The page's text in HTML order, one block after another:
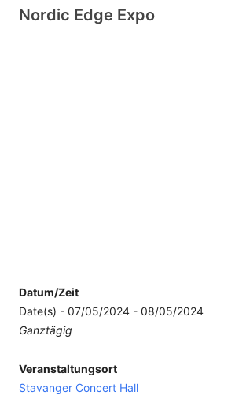
Nordic Edge Expo
Datum/Zeit
Date(s) - 07/05/2024 - 08/05/2024
Ganztägig
Veranstaltungsort
Stavanger Concert Hall